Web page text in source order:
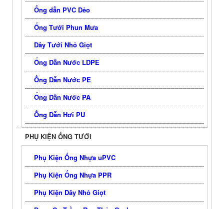
Ống dẫn PVC Dẻo
Ống Tưới Phun Mưa
Dây Tưới Nhỏ Giọt
Ống Dẫn Nước LDPE
Ống Dẫn Nước PE
Ống Dẫn Nước PA
Ống Dẫn Hơi PU
PHỤ KIỆN ỐNG TƯỚI
Phụ Kiện Ống Nhựa uPVC
Phụ Kiện Ống Nhựa PPR
Phụ Kiện Dây Nhỏ Giọt